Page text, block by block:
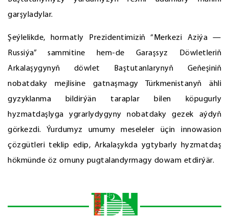
garşyladylar.
Şeýlelikde, hormatly Prezidentimiziň “Merkezi Aziýa —
Russiýa” sammitine hem-de Garaşsyz Döwletleriň
Arkalaşygynyň döwlet Baştutanlarynyň Geňeşiniň
nobatdaky mejlisine gatnaşmagy Türkmenistanyň ähli
gyzyklanma bildirýän taraplar bilen köpugurly
hyzmatdaşlyga ygrarlydygyny nobatdaky gezek aýdyň
görkezdi. Ýurdumyz umumy meseleler üçin innowasion
çözgütleri teklip edip, Arkalaşykda ygtybarly hyzmatdaş
hökmünde öz ornuny pugtalandyrmagy dowam etdirýär.